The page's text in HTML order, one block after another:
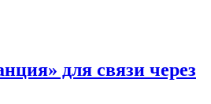
для связи через